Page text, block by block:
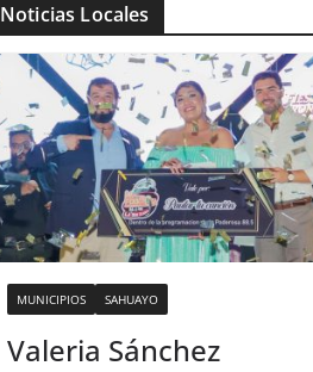
Noticias Locales
MUNICIPIOS SAHUAYO
Valeria Sánchez